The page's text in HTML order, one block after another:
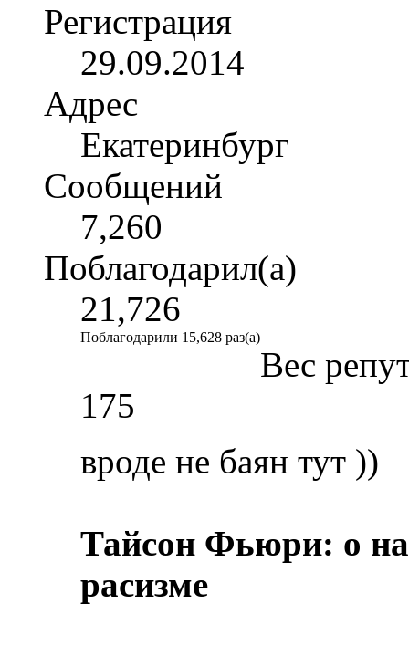
Регистрация
29.09.2014
Адрес
Екатеринбург
Сообщений
7,260
Поблагодарил(а)
21,726
Поблагодарили 15,628 раз(а)
Вес
175
вроде не баян тут ))
Тайсон Фьюри: о
расизме